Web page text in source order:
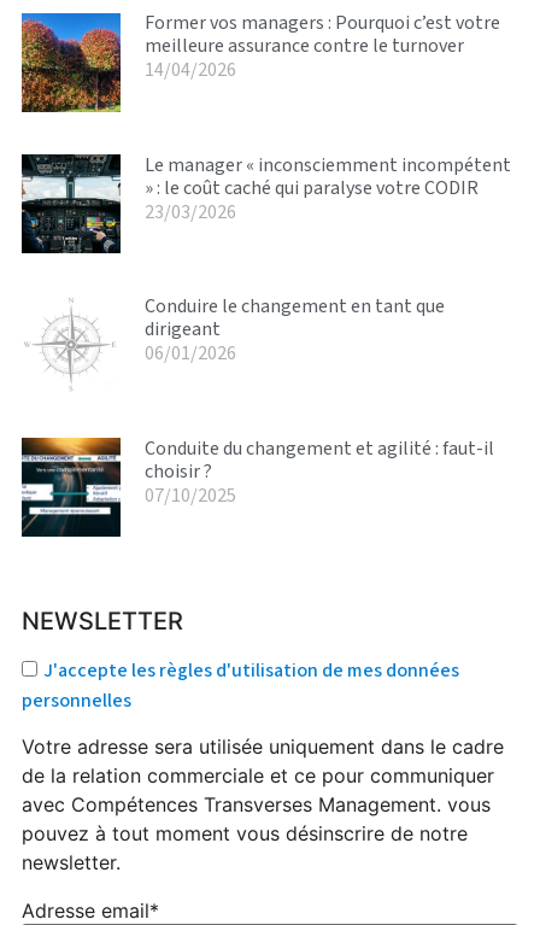
Former vos managers : Pourquoi c’est votre
meilleure assurance contre le turnover
14/04/2026
Le manager « inconsciemment incompétent
» : le coût caché qui paralyse votre CODIR
23/03/2026
Conduire le changement en tant que
dirigeant
06/01/2026
Conduite du changement et agilité : faut-il
choisir ?
07/10/2025
NEWSLETTER
J'accepte les règles d'utilisation de mes données
personnelles
Votre adresse sera utilisée uniquement dans le cadre
de la relation commerciale et ce pour communiquer
avec Compétences Transverses Management. vous
pouvez à tout moment vous désinscrire de notre
newsletter.
Adresse email*